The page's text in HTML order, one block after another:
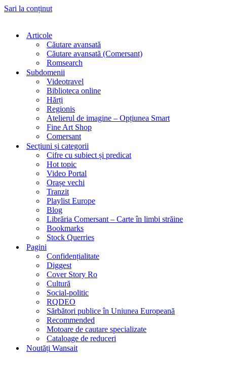
Sari la conținut
Articole
Căutare avansată
Căutare avansată (Comersant)
Romsearch
Subdomenii
Videotravel
Biblioteca online
Hărți
Regionis
Atelierul de imagine – Opțiunea Smart
Fine Art Shop
Comersant
Secțiuni și categorii
Cifre cu subiect și predicat
Hot topic
Video Portal
Orașe vechi
Tranzit
Playlist Europe
Blog
Librăria Comersant – Carte în limbi străine
Bookmarks
Stock Querries
Pagini
Confidențialitate
Diggest
Cover Story Ro
Cultură
Social-politic
RQDEO
Sărbători publice în Uniunea Europeană
Recommended
Motoare de cautare specializate
Cataloage de reduceri
Noutăți Wansait